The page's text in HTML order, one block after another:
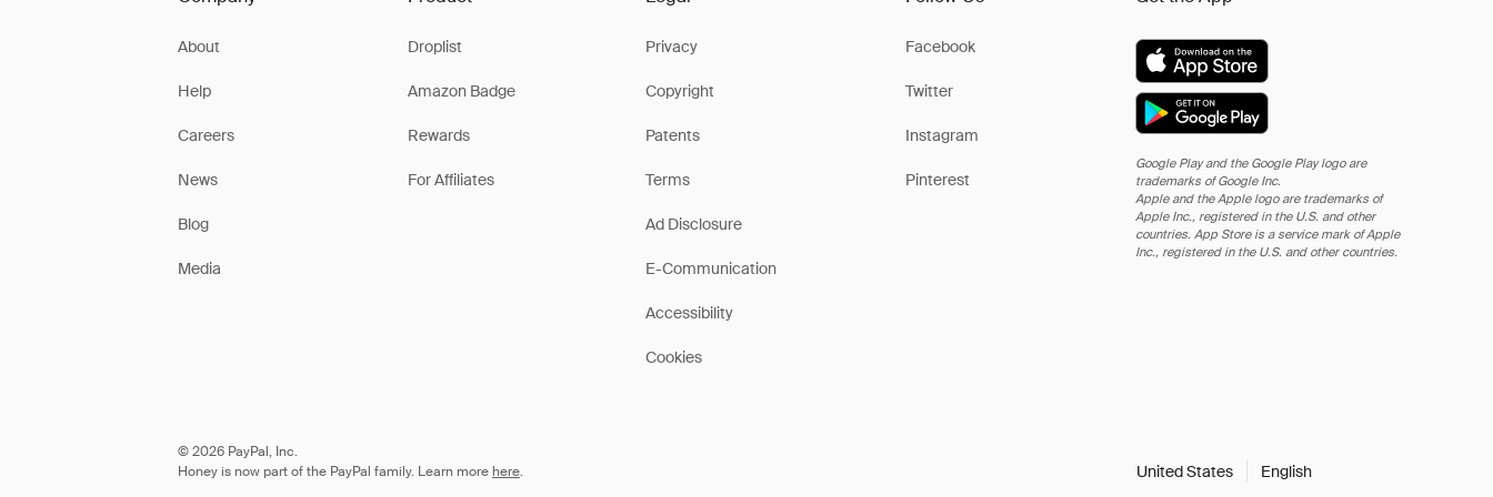
About
Help
Careers
News
Blog
Media
Droplist
Amazon Badge
Rewards
For Affiliates
Privacy
Copyright
Patents
Terms
Ad Disclosure
E-Communication
Accessibility
Cookies
Facebook
Twitter
Instagram
Pinterest
Google Play and the Google Play logo are
trademarks of Google Inc.
Apple and the Apple logo are trademarks of
Apple Inc., registered in the U.S. and other
countries. App Store is a service mark of Apple
Inc., registered in the U.S. and other countries.
© 2026 PayPal, Inc.
Honey is now part of the PayPal family. Learn more here. United States English